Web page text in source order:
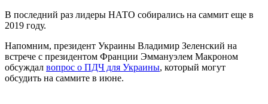
В последний раз лидеры НАТО собирались на саммит еще в
2019 году.
Напомним, президент Украины Владимир Зеленский на
встрече с президентом Франции Эммануэлем Макроном
обсуждал вопрос о ПДЧ для Украины, который могут
обсудить на саммите в июне.